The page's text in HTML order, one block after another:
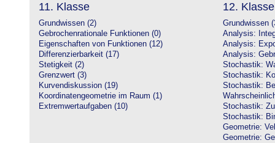
11. Klasse
Grundwissen (2)
Gebrochenrationale Funktionen (0)
Eigenschaften von Funktionen (12)
Differenzierbarkeit (17)
Stetigkeit (2)
Grenzwert (3)
Kurvendiskussion (19)
Koordinatengeometrie im Raum (1)
Extremwertaufgaben (10)
12. Klasse
Grundwissen
Analysis:
Analysis:
Analysis:
Stochastik:
Stochastik:
Stochastik:
Stochastik:
Stochastik:
Geometrie:
Geometrie: